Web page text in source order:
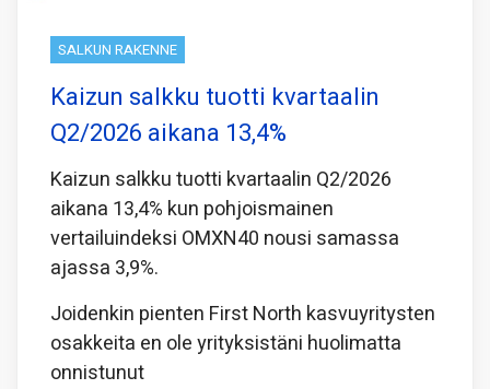
SALKUN RAKENNE
Kaizun salkku tuotti kvartaalin
Q2/2026 aikana 13,4%
Kaizun salkku tuotti kvartaalin Q2/2026
aikana 13,4% kun pohjoismainen
vertailuindeksi OMXN40 nousi samassa
ajassa 3,9%.
Joidenkin pienten First North kasvuyritysten
osakkeita en ole yrityksistäni huolimatta
onnistunut